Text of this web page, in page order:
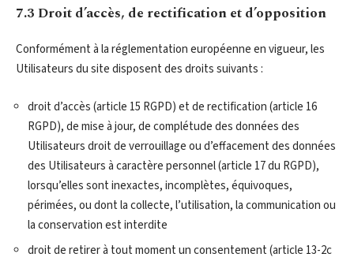
7.3 Droit d’accès, de rectification et d’opposition
Conformément à la réglementation européenne en vigueur, les
Utilisateurs du site disposent des droits suivants :
droit d’accès (article 15 RGPD) et de rectification (article 16
RGPD), de mise à jour, de complétude des données des
Utilisateurs droit de verrouillage ou d’effacement des données
des Utilisateurs à caractère personnel (article 17 du RGPD),
lorsqu’elles sont inexactes, incomplètes, équivoques,
périmées, ou dont la collecte, l’utilisation, la communication ou
la conservation est interdite
droit de retirer à tout moment un consentement (article 13-2c